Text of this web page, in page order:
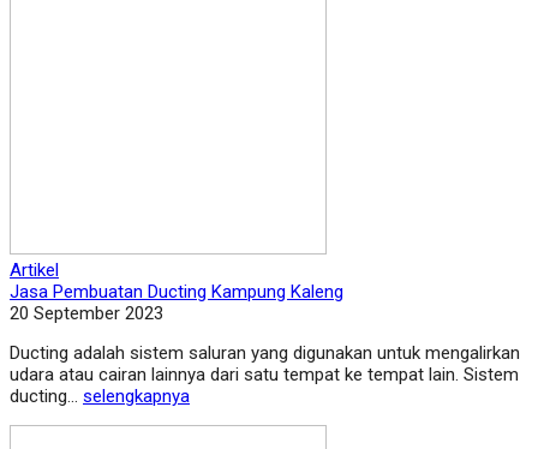
Artikel
Jasa Pembuatan Ducting Kampung Kaleng
20 September 2023
Ducting adalah sistem saluran yang digunakan untuk mengalirkan
udara atau cairan lainnya dari satu tempat ke tempat lain. Sistem
ducting... selengkapnya